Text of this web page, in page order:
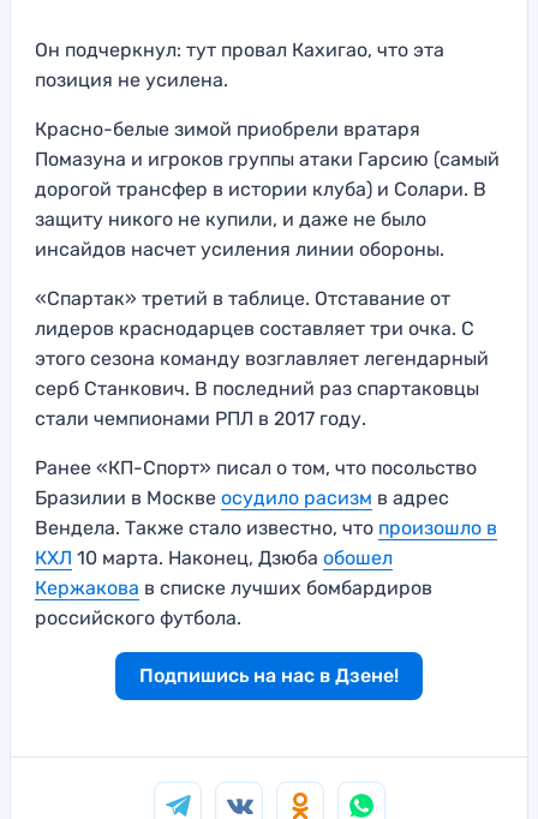
Он подчеркнул: тут провал Кахигао, что эта
позиция не усилена.
Красно-белые зимой приобрели вратаря
Помазуна и игроков группы атаки Гарсию (самый
дорогой трансфер в истории клуба) и Солари. В
защиту никого не купили, и даже не было
инсайдов насчет усиления линии обороны.
«Спартак» третий в таблице. Отставание от
лидеров краснодарцев составляет три очка. С
этого сезона команду возглавляет легендарный
серб Станкович. В последний раз спартаковцы
стали чемпионами РПЛ в 2017 году.
Ранее «КП-Спорт» писал о том, что посольство
Бразилии в Москве осудило расизм в адрес
Вендела. Также стало известно, что произошло в
КХЛ 10 марта. Наконец, Дзюба обошел
Кержакова в списке лучших бомбардиров
российского футбола.
Подпишись на нас в Дзене!